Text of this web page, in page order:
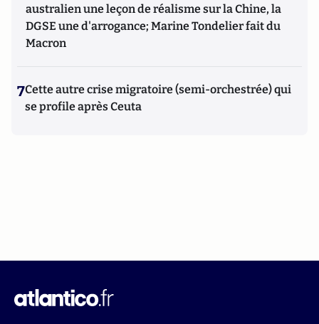
australien une leçon de réalisme sur la Chine, la
DGSE une d'arrogance; Marine Tondelier fait du
Macron
7Cette autre crise migratoire (semi-orchestrée) qui
se profile après Ceuta